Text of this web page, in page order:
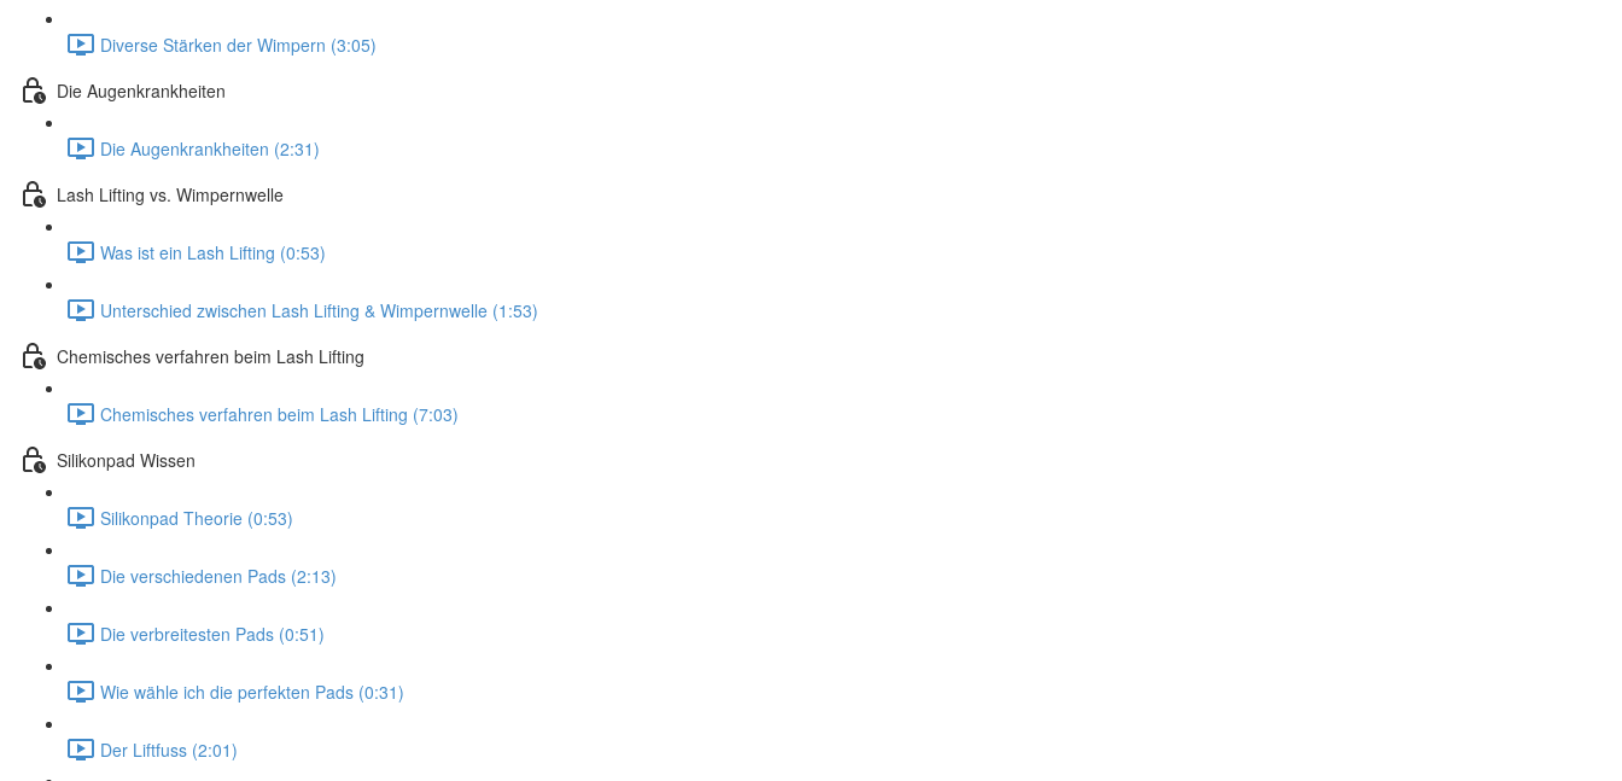
Diverse Stärken der Wimpern (3:05)
Die Augenkrankheiten
Die Augenkrankheiten (2:31)
Lash Lifting vs. Wimpernwelle
Was ist ein Lash Lifting (0:53)
Unterschied zwischen Lash Lifting & Wimpernwelle (1:53)
Chemisches verfahren beim Lash Lifting
Chemisches verfahren beim Lash Lifting (7:03)
Silikonpad Wissen
Silikonpad Theorie (0:53)
Die verschiedenen Pads (2:13)
Die verbreitesten Pads (0:51)
Wie wähle ich die perfekten Pads (0:31)
Der Liftfuss (2:01)